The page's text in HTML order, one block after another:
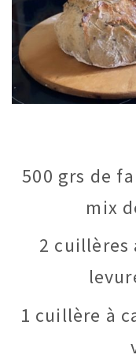
500 grs de
mix
2 cuillères
1 cuillère à